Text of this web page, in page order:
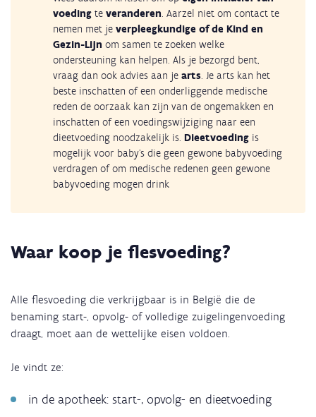
voeding te veranderen. Aarzel niet om contact te
nemen met je verpleegkundige of de Kind en
Gezin-Lijn om samen te zoeken welke
ondersteuning kan helpen. Als je bezorgd bent,
vraag dan ook advies aan je arts. Je arts kan het
beste inschatten of een onderliggende medische
reden de oorzaak kan zijn van de ongemakken en
inschatten of een voedingswijziging naar een
dieetvoeding noodzakelijk is. Dieetvoeding is
mogelijk voor baby's die geen gewone babyvoeding
verdragen of om medische redenen geen gewone
babyvoeding mogen drink
Waar koop je flesvoeding?
Alle flesvoeding die verkrijgbaar is in België die de
benaming start-, opvolg- of volledige zuigelingenvoeding
draagt, moet aan de wettelijke eisen voldoen.
Je vindt ze:
in de apotheek: start-, opvolg- en dieetvoeding